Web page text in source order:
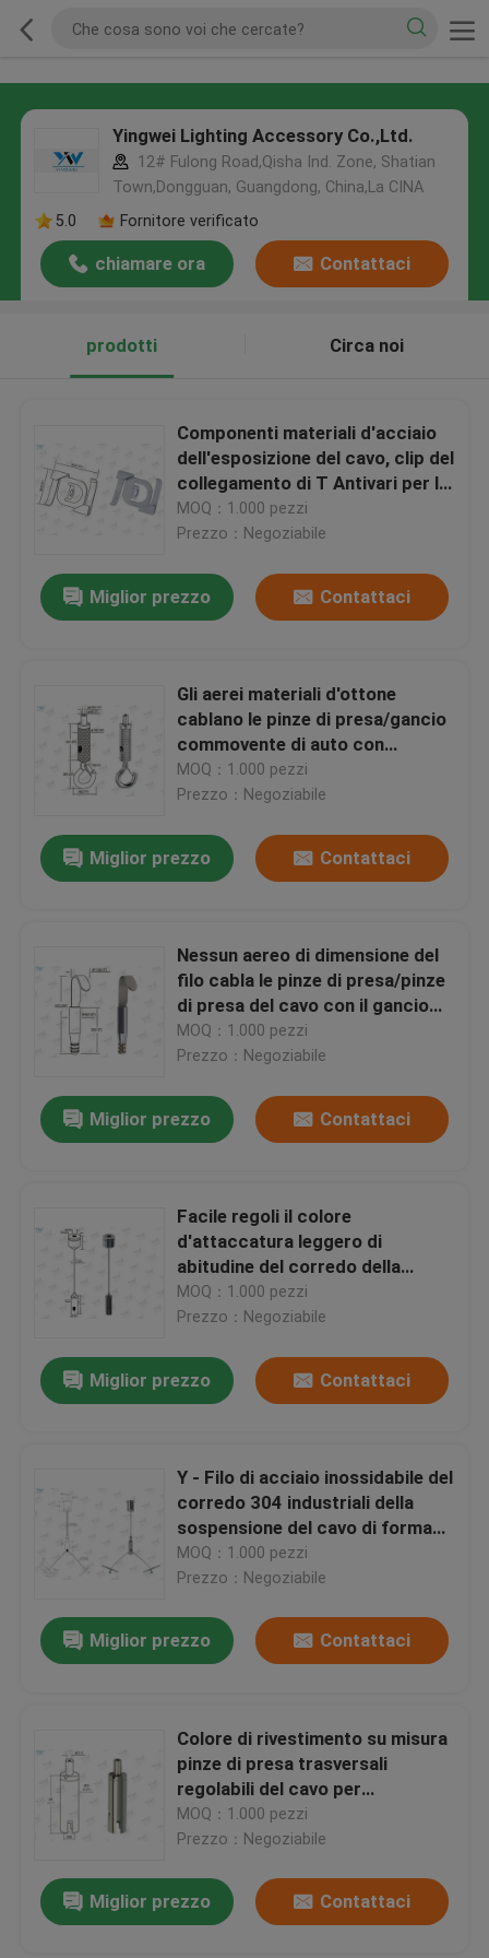
Yingwei Lighting Accessory Co.,Ltd.
12# Fulong Road,Qisha Ind. Zone, Shatian
Town,Dongguan, Guangdong, China,La CINA
5.0
Fornitore verificato
chiamare ora Contattaci
prodotti Circa noi
Componenti materiali d'acciaio
dell'esposizione del cavo, clip del
collegamento di T Antivari per la
sospensione dei segni
MOQ：1.000 pezzi
Prezzo：Negoziabile
Miglior prezzo Contattaci
Gli aerei materiali d'ottone
cablano le pinze di presa/gancio
commovente di auto con
nichelato
MOQ：1.000 pezzi
Prezzo：Negoziabile
Miglior prezzo Contattaci
Nessun aereo di dimensione del
filo cabla le pinze di presa/pinze
di presa del cavo con il gancio
facile installa
MOQ：1.000 pezzi
Prezzo：Negoziabile
Miglior prezzo Contattaci
Facile regoli il colore
d'attaccatura leggero di
abitudine del corredo della
sospensione del filo del
corredo/acciaio dell'acquario
MOQ：1.000 pezzi
Prezzo：Negoziabile
Miglior prezzo Contattaci
Y - Filo di acciaio inossidabile del
corredo 304 industriali della
sospensione del cavo di forma
con l'estremità dei cavicchi
MOQ：1.000 pezzi
Prezzo：Negoziabile
Miglior prezzo Contattaci
Colore di rivestimento su misura
pinze di presa trasversali
regolabili del cavo per
l'installazione di arte
MOQ：1.000 pezzi
Prezzo：Negoziabile
Miglior prezzo Contattaci